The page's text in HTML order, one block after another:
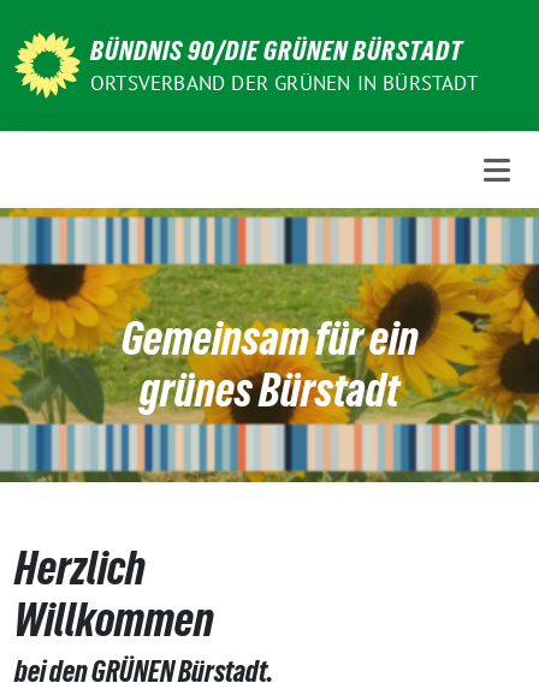
zum
Inhalt
BÜNDNIS 90/DIE GRÜNEN BÜRSTADT
ORTSVERBAND DER GRÜNEN IN BÜRSTADT
Gemeinsam für ein
grünes Bürstadt
Herzlich
Willkommen
bei den GRÜNEN Bürstadt.